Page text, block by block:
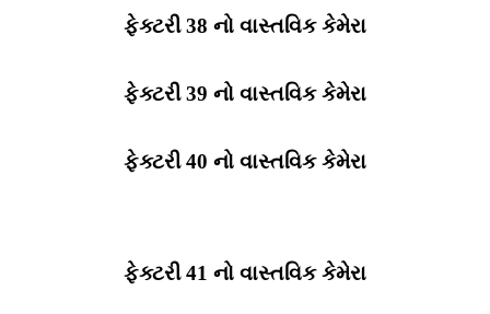
ફેક્ટરી 38 નો વાસ્તવિક કેમેરા
ફેક્ટરી 39 નો વાસ્તવિક કેમેરા
ફેક્ટરી 40 નો વાસ્તવિક કેમેરા
ફેક્ટરી 41 નો વાસ્તવિક કેમેરા